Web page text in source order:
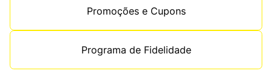
Promoções e Cupons
Programa de Fidelidade